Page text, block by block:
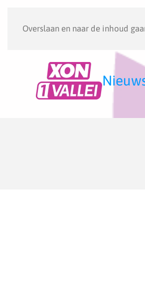
Overslaan en naar de inhoud